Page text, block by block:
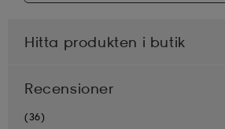
Hitta produkten i butik
Recensioner
(36)